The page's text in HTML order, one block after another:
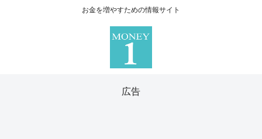
お金を増やすための情報サイト
広告